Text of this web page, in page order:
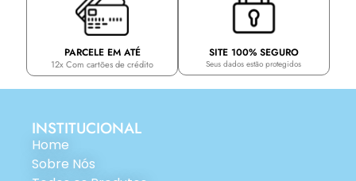
PARCELE EM ATÉ
12x Com cartões de crédito
SITE 100% SEGURO
Seus dados estão protegidos
INSTITUCIONAL
Home
Sobre Nós